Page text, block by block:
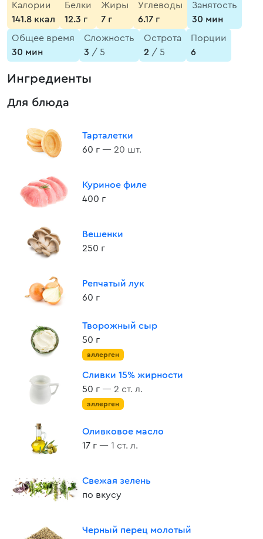
Калории
141.8 ккал
Белки
12.3 г
Жиры
7 г
Углеводы
6.17 г
Занятость
30 мин
Общее время
30 мин
Сложность
3 / 5
Острота
2 / 5
Порции
6
Ингредиенты
Для блюда
Тарталетки
60 г — 20 шт.
Куриное филе
400 г
Вешенки
250 г
Репчатый лук
60 г
Творожный сыр
50 г
аллерген
Сливки 15% жирности
50 г — 2 ст. л.
аллерген
Оливковое масло
17 г — 1 ст. л.
Свежая зелень
по вкусу
Черный перец молотый